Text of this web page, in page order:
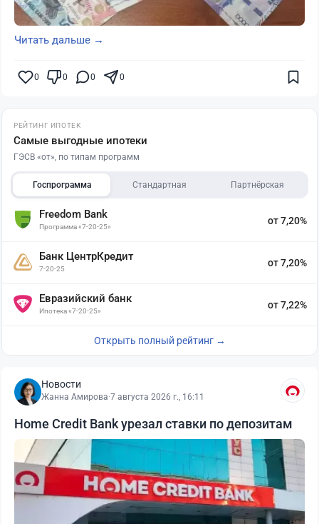
Читать дальше →
0 0 0 0
РЕЙТИНГ ИПОТЕК
Самые выгодные ипотеки
ГЭСВ «от», по типам программ
Госпрограмма Стандартная Партнёрская
Freedom Bank
Программа «7-20-25»
от 7,20%
Банк ЦентрКредит
7-20-25
от 7,20%
Евразийский банк
Ипотека «7-20-25»
от 7,22%
Открыть полный рейтинг →
Новости
Жанна Амирова·7 августа 2026 г., 16:11
Home Credit Bank урезал ставки по депозитам